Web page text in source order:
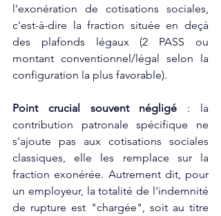
l'exonération de cotisations sociales,
c'est-à-dire la fraction située en deçà
des plafonds légaux (2 PASS ou
montant conventionnel/légal selon la
configuration la plus favorable).​
Point crucial souvent négligé : la
contribution patronale spécifique ne
s'ajoute pas aux cotisations sociales
classiques, elle les remplace sur la
fraction exonérée. Autrement dit, pour
un employeur, la totalité de l'indemnité
de rupture est "chargée", soit au titre